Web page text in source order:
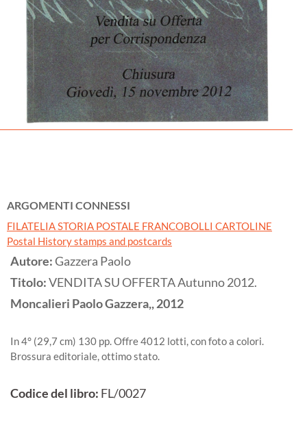
ARGOMENTI CONNESSI
FILATELIA STORIA POSTALE FRANCOBOLLI CARTOLINE
Postal History stamps and postcards
Autore:Gazzera Paolo
Titolo:VENDITA SU OFFERTA Autunno 2012.
Moncalieri Paolo Gazzera,,2012
In 4° (29,7 cm) 130 pp. Offre 4012 lotti, con foto a colori.
Brossura editoriale, ottimo stato.
Codice del libro: FL/0027